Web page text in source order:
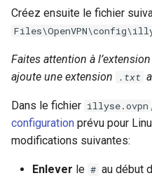
Créez ensuite le fichier
Faites attention à
ajoute une extension
.txt
Dans le fichier illyse.ovpn
configuration prévu pour
modifications suivantes:
Enlever le # au début